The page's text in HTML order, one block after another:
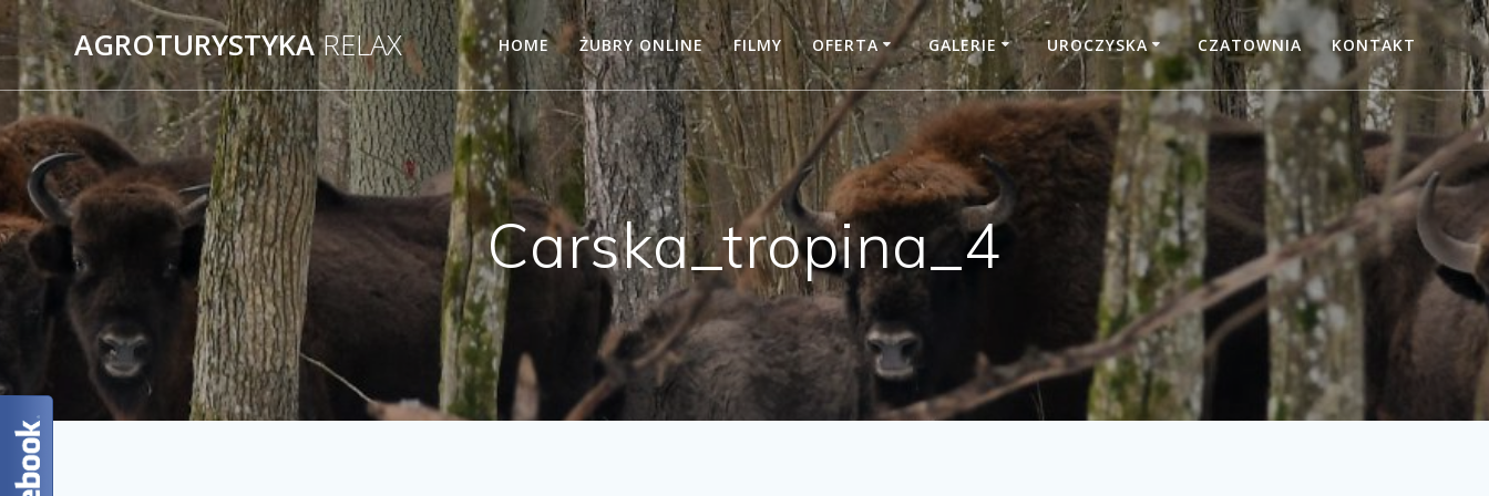
AGROTURYSTYKARELAX HOME ŻUBRY ONLINE FILMY OFERTA GALERIE UROCZYSKA CZATOWNIA KONTAKT
Carska_tropina_4